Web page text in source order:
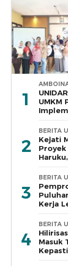
1
UMKM
2
BERITA
Kejati
3
BERITA
Kerja
Kayu
4
BERITA
Masuk